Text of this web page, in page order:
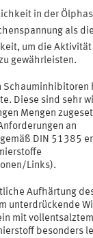
in der
als
um die Aktivität
gewährleisten.
Schauminhibitoren
Diese sind sehr
Mengen
an
DIN 51385
Links).
Aufhärtung
unterdrückende
mit
besonders